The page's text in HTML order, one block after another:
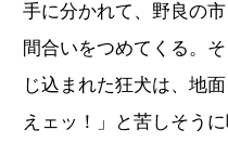
手に分かれて、野良の
間合いをつめてくる。
じ込まれた狂犬は、地
えェッ！」と苦しそうに